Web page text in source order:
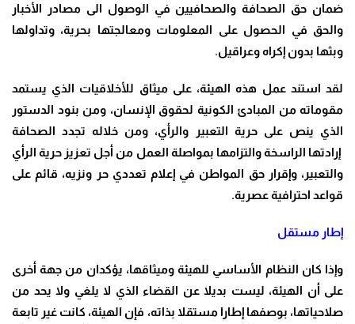
ضمان حق الصحافة والصحافيين في الوصول الى مصادر الأخبار
والحق في الحصول على المعلومات ومعالجتها بحرية، وتداولها
وبثها بدون إكراه وعراقيل.
لقد استند عمل هذه الهيئة، على ميثاق للأخلاقيات الذي يستمد
مقوماته من المبادئ الكونية لحقوق الإنسان، ومن بنود الدستور
الذي ينص على حرية التعبير والرأي، ومن خلاله تجدد الصحافة
إرادتها الراسخة والتزامها بمواصلة العمل من أجل تعزيز حرية الرأي
والتعبير، وإقرار حق المواطن في إعلام تعددي حر ونزيه، قائم على
قواعد احترافية عصرية.
إطار مستقل
وإذا كان النظام الأساسي للهيئة وميثاقها، يؤكدان من جهة أخرى
على أن الهيئة، ليست بديلا عن القضاء الذي لا يلغي ولا يحد من
صلاحياتها، بوصفها إطارا مستقلا بذاته، فإن الهيئة، كانت غير تابعة